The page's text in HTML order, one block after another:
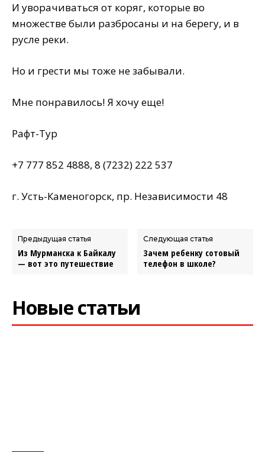
И уворачиваться от коряг, которые во
множестве были разбросаны и на берегу, и в
русле реки.
Но и грести мы тоже не забывали.
Мне понравилось! Я хочу еще!
Рафт-Тур
+7 777 852 4888, 8 (7232) 222 537
г. Усть-Каменогорск, пр. Независимости 48
Предыдущая статья
Из Мурманска к Байкалу
— вот это путешествие
Следующая статья
Зачем ребенку сотовый
телефон в школе?
Новые статьи